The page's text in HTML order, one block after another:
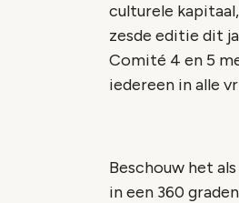
culturele
zesde editie dit
Comité 4 en 5
iedereen in alle
Beschouw het
in een 360